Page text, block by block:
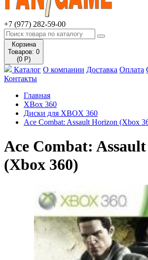
+7 (977) 282-59-00
Корзина
Товаров: 0
(0 Р)
Каталог О компании Доставка Оплата
Контакты
Главная
XBox 360
Диски для XBOX 360
Ace Combat: Assault Horizon (Xbox
Ace Combat:
(Xbox 360)